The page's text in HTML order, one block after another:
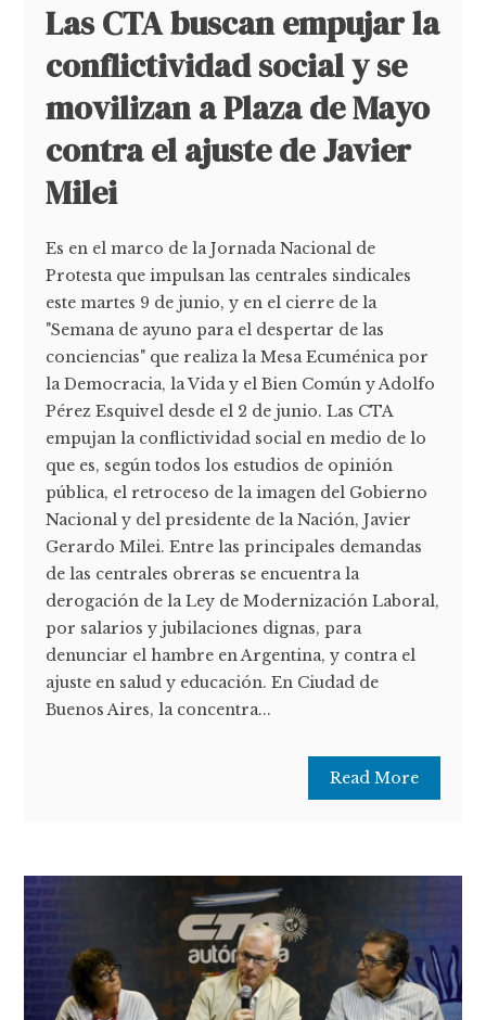
Las CTA buscan empujar la
conflictividad social y se
movilizan a Plaza de Mayo
contra el ajuste de Javier
Milei
Es en el marco de la Jornada Nacional de
Protesta que impulsan las centrales sindicales
este martes 9 de junio, y en el cierre de la
"Semana de ayuno para el despertar de las
conciencias" que realiza la Mesa Ecuménica por
la Democracia, la Vida y el Bien Común y Adolfo
Pérez Esquivel desde el 2 de junio. Las CTA
empujan la conflictividad social en medio de lo
que es, según todos los estudios de opinión
pública, el retroceso de la imagen del Gobierno
Nacional y del presidente de la Nación, Javier
Gerardo Milei. Entre las principales demandas
de las centrales obreras se encuentra la
derogación de la Ley de Modernización Laboral,
por salarios y jubilaciones dignas, para
denunciar el hambre en Argentina, y contra el
ajuste en salud y educación. En Ciudad de
Buenos Aires, la concentra...
Read More